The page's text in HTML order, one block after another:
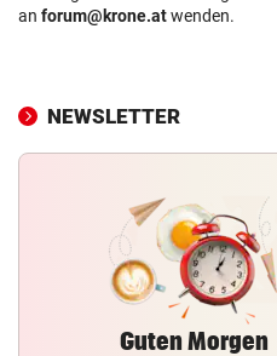
an forum@krone.atwenden.
NEWSLETTER
Guten Morgen